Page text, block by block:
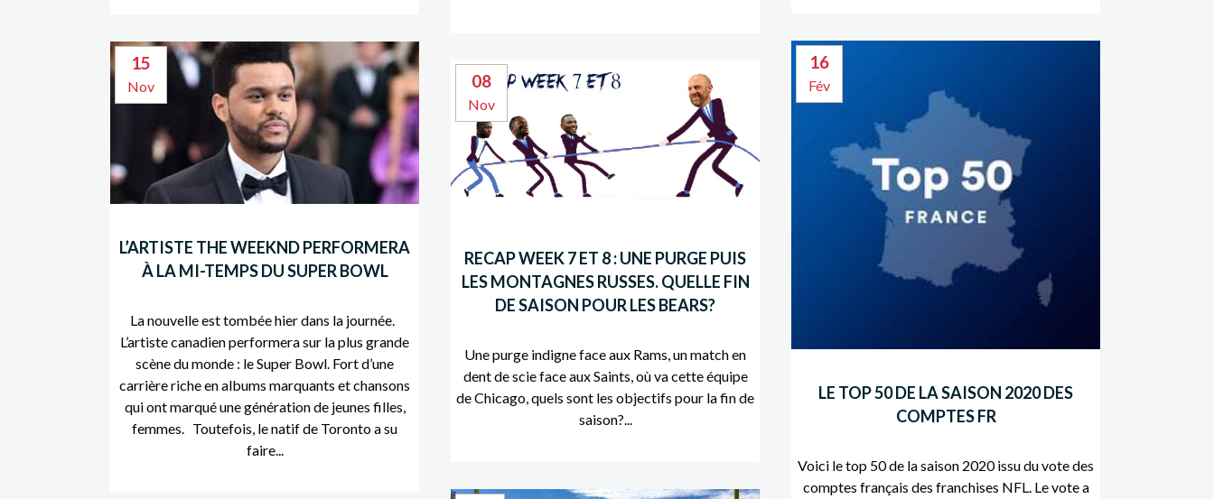
16
Fév
LE TOP 50 DE LA SAISON 2020 DES
COMPTES FR
Voici le top 50 de la saison 2020 issu du vote des
comptes français des franchises NFL. Le vote a
15
Nov
L’ARTISTE THE WEEKND PERFORMERA
À LA MI-TEMPS DU SUPER BOWL
La nouvelle est tombée hier dans la journée.
L’artiste canadien performera sur la plus grande
scène du monde : le Super Bowl. Fort d’une
carrière riche en albums marquants et chansons
qui ont marqué une génération de jeunes filles,
femmes. Toutefois, le natif de Toronto a su
faire...
08
Nov
RECAP WEEK 7 ET 8 : UNE PURGE PUIS
LES MONTAGNES RUSSES. QUELLE FIN
DE SAISON POUR LES BEARS?
Une purge indigne face aux Rams, un match en
dent de scie face aux Saints, où va cette équipe
de Chicago, quels sont les objectifs pour la fin de
saison?...